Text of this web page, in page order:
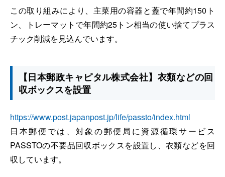
この取り組みにより、主菜用の容器と蓋で年間約150ト
ン、トレーマットで年間約25トン相当の使い捨てプラス
チック削減を見込んでいます。
【日本郵政キャピタル株式会社】衣類などの回
収ボックスを設置
https://www.post.japanpost.jp/life/passto/index.html
日本郵便では、対象の郵便局に資源循環サービス
PASSTOの不要品回収ボックスを設置し、衣類などを回
収しています。